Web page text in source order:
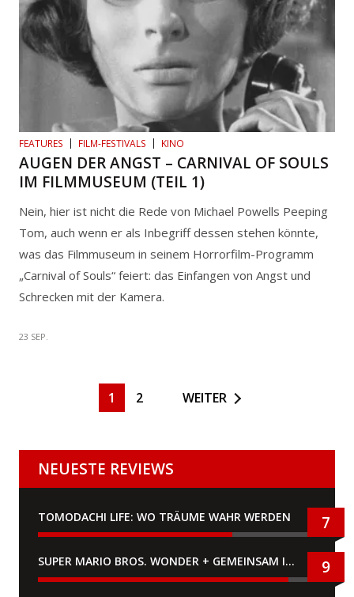
FEATURES FILM-FESTIVALS KINO
AUGEN DER ANGST – CARNIVAL OF SOULS
IM FILMMUSEUM (TEIL 1)
Nein, hier ist nicht die Rede von Michael Powells Peeping
Tom, auch wenn er als Inbegriff dessen stehen könnte,
was das Filmmuseum in seinem Horrorfilm-Programm
„Carnival of Souls“ feiert: das Einfangen von Angst und
Schrecken mit der Kamera.
23 SEP.
1 2 WEITER
NEUESTE REVIEWS
TOMODACHI LIFE: WO TRÄUME WAHR WERDEN 7
SUPER MARIO BROS. WONDER + GEMEINSAM IM BELLABEL-PARK 9